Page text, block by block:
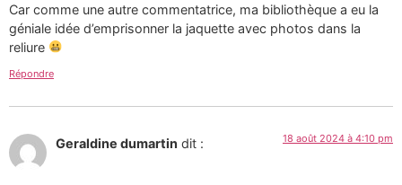
Car comme une autre commentatrice, ma bibliothèque a eu la
géniale idée d’emprisonner la jaquette avec photos dans la
reliure
Répondre
Geraldine dumartin dit : 18 août 2024 à 4:10 pm